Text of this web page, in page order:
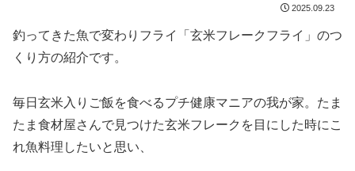
2025.09.23
釣ってきた魚で変わりフライ「玄米フレークフライ」のつ
くり方の紹介です。
毎日玄米入りご飯を食べるプチ健康マニアの我が家。たま
たま食材屋さんで見つけた玄米フレークを目にした時にこ
れ魚料理したいと思い、